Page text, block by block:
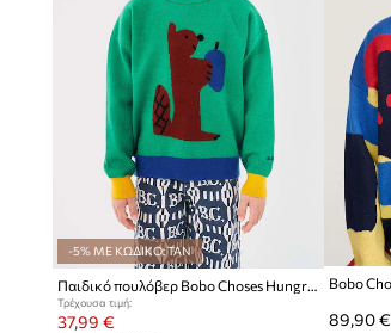
-5% ΜΕ ΚΩΔΙΚΟ: TAN
Παιδικό πουλόβερ Bobo Choses Hungry Squirrel
Τρέχουσα τιμή:
37,99 € 89,90 €